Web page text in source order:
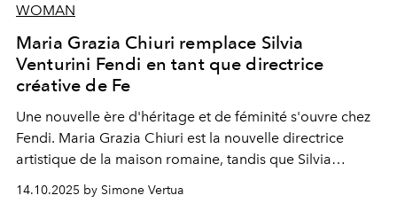
WOMAN
Maria Grazia Chiuri remplace Silvia
Venturini Fendi en tant que directrice
créative de Fe
Une nouvelle ère d'héritage et de féminité s'ouvre chez
Fendi. Maria Grazia Chiuri est la nouvelle directrice
artistique de la maison romaine, tandis que Silvia
14.10.2025 by Simone Vertua